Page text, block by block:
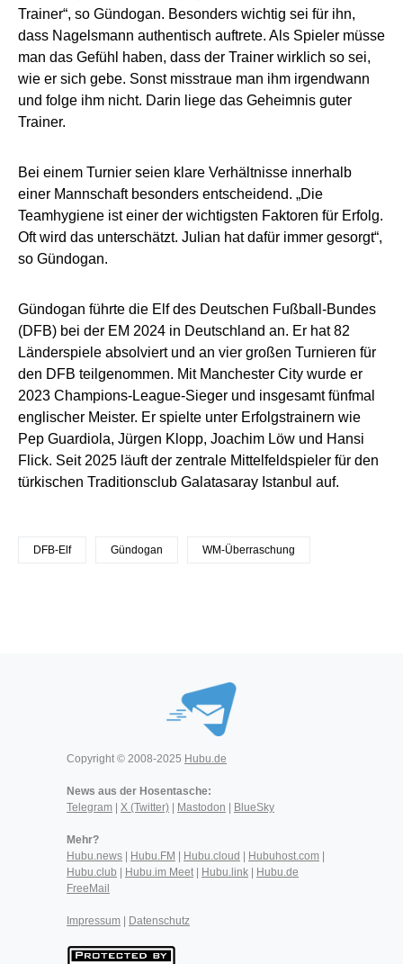
Trainer“, so Gündogan. Besonders wichtig sei für ihn,
dass Nagelsmann authentisch auftrete. Als Spieler müsse
man das Gefühl haben, dass der Trainer wirklich so sei,
wie er sich gebe. Sonst misstraue man ihm irgendwann
und folge ihm nicht. Darin liege das Geheimnis guter
Trainer.
Bei einem Turnier seien klare Verhältnisse innerhalb
einer Mannschaft besonders entscheidend. „Die
Teamhygiene ist einer der wichtigsten Faktoren für Erfolg.
Oft wird das unterschätzt. Julian hat dafür immer gesorgt“,
so Gündogan.
Gündogan führte die Elf des Deutschen Fußball-Bundes
(DFB) bei der EM 2024 in Deutschland an. Er hat 82
Länderspiele absolviert und an vier großen Turnieren für
den DFB teilgenommen. Mit Manchester City wurde er
2023 Champions-League-Sieger und insgesamt fünfmal
englischer Meister. Er spielte unter Erfolgstrainern wie
Pep Guardiola, Jürgen Klopp, Joachim Löw und Hansi
Flick. Seit 2025 läuft der zentrale Mittelfeldspieler für den
türkischen Traditionsclub Galatasaray Istanbul auf.
DFB-Elf Gündogan WM-Überraschung
Copyright © 2008-2025 Hubu.de
News aus der Hosentasche:
Telegram
X (Twitter) Mastodon BlueSky
Mehr?
Hubu.news
Hubu.FM Hubu.cloud Hubuhost.com
Hubu.club
Hubu.im Meet| Hubu.link
Hubu.de
FreeMail
Impressum Datenschutz